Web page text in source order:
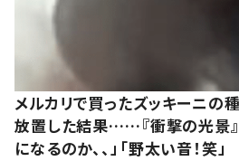
メルカリで買ったズッキーニの
放置した結果……『衝撃の光景
になるのか、、」「野太い音！笑」